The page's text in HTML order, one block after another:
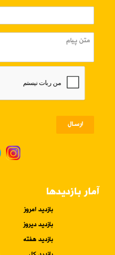
ارسـال
آمار بازدیدها
بازدید امروز
بازدید دیروز
بازدید هفته